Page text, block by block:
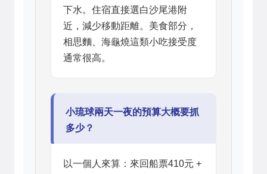
下水。住宿直接選白沙尾港附
近，減少移動距離。美食部分，
相思麵、海龜燒這類小吃接受度
通常很高。
小琉球兩天一夜的預算大概要抓
多少？
以一個人來算：來回船票410元 +